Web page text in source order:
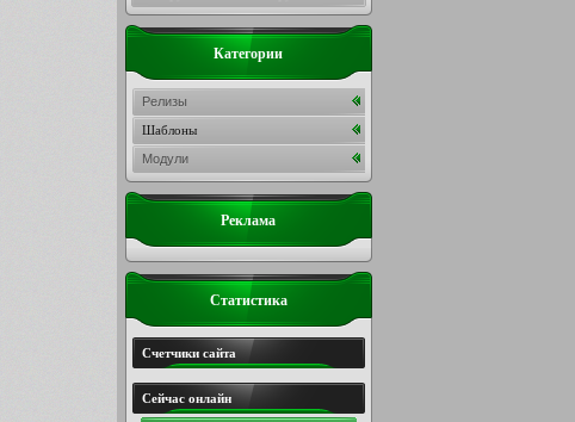
Категории
Релизы
Шаблоны
Модули
Реклама
Статистика
Счетчики сайта
Сейчас онлайн